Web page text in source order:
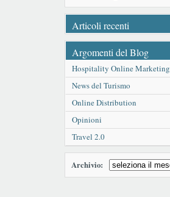
Articoli recenti
Argomenti del Blog
Hospitality Online Marketing
News del Turismo
Online Distribution
Opinioni
Travel 2.0
Archivio: